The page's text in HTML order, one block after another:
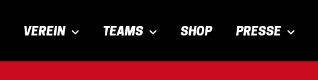
VEREIN TEAMS SHOP PRESSE